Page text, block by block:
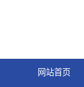
网站首页